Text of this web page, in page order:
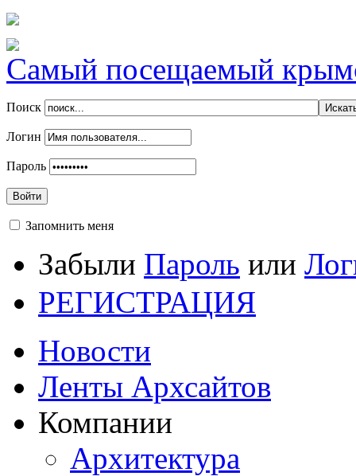
Самый посещаемый
Поиск
Логин
Пароль
Войти
Запомнить меня
Забыли Пароль или
РЕГИСТРАЦИЯ
Новости
Ленты Архсайтов
Компании
Архитектура